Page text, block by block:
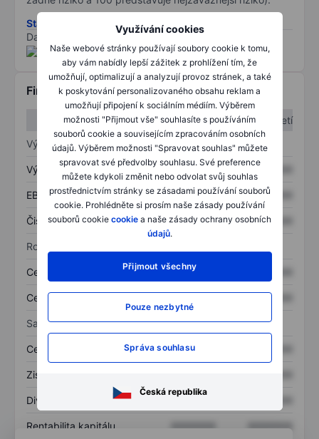
Využívání cookies
Naše webové stránky používají soubory cookie k tomu,
aby vám nabídly lepší zážitek z prohlížení tím, že
umožňují, optimalizují a analyzují provoz stránek, a také
k poskytování personalizovaného obsahu reklam a
umožňují připojení k sociálním médiím. Výběrem
možnosti "Přijmout vše" souhlasíte s používáním
souborů cookie a souvisejícím zpracováním osobních
údajů. Výběrem možnosti "Spravovat souhlas" můžete
spravovat své předvolby souhlasu. Své preference
můžete kdykoli změnit nebo odvolat svůj souhlas
prostřednictvím stránky se zásadami používání souborů
cookie. Prohlédněte si prosím naše zásady používání
souborů cookie cookie a naše zásady ochrany osobních
údajů.
Přijmout všechny
Pouze nezbytné
Správa souhlasu
Česká republika
Stáhněte si metodiku rizik ESG
Data poskytnuta od
/
Finanční informace
1. čtvrtletí
2. čtvrtletí
Výkaz zisku a ztráty
Výnos XXXXXXX XXXXXXX
EBITDA XXXXXXX XXXXXXX
Čistý příjem XXXXXXX XXXXXXX
Rozvaha
Celková aktiva XXXXXXX
Celkový dluh XXXXXXX
Sazby
Cena/tržby XXXXXXX
Zisk na akcii
Dividenda na akcii XXXXXXX
Rentabilita kapitálu XXXXXXX
XXXXXXX